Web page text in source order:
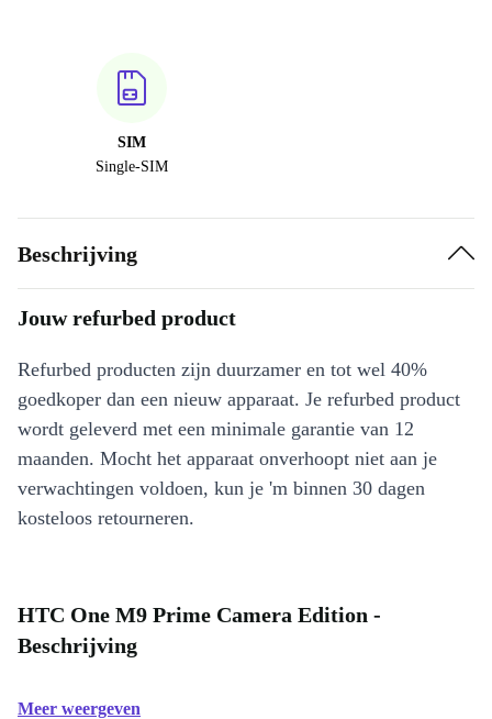
SIM
Single-SIM
Beschrijving
Jouw refurbed product
Refurbed producten zijn duurzamer en tot wel 40%
goedkoper dan een nieuw apparaat. Je refurbed product
wordt geleverd met een minimale garantie van 12
maanden. Mocht het apparaat onverhoopt niet aan je
verwachtingen voldoen, kun je 'm binnen 30 dagen
kosteloos retourneren.
HTC One M9 Prime Camera Edition -
Beschrijving
Meer weergeven